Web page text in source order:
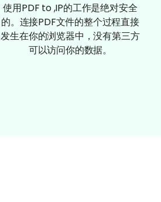
使用PDF to ,IP的工作是绝对安全
的。连接PDF文件的整个过程直接
发生在你的浏览器中，没有第三方
可以访问你的数据。